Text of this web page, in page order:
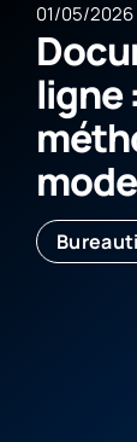
01/05/2026
ligne